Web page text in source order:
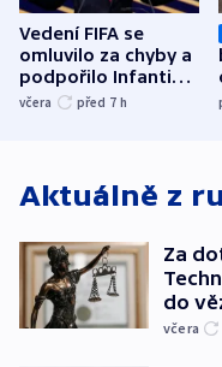
Vedení FIFA se
omluvilo za chyby a
podpořilo Infantina.
UEFA trvá na
včera před 7 h
Aktuálně z
Za
do
včera